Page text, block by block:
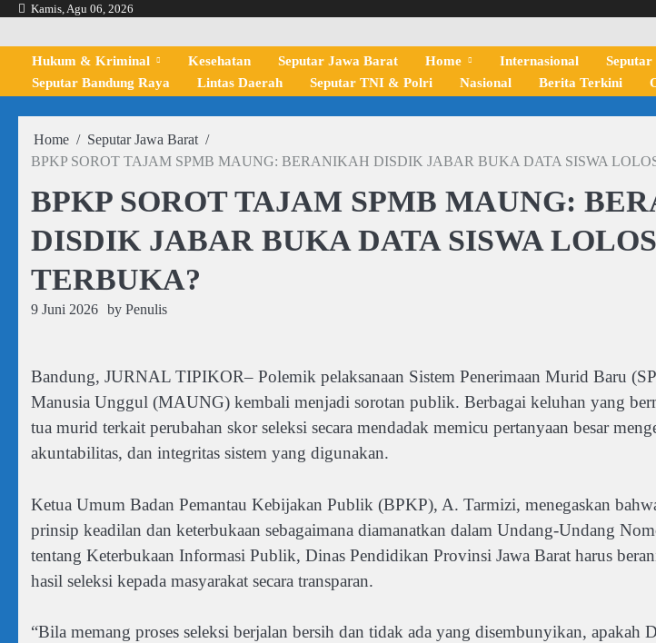
Skip
content
Kamis, Agu 06, 2026
Hukum & Kriminal Kesehatan Seputar Jawa Barat Home Internasional
Seputar Bandung Raya
Lintas Daerah Seputar TNI & Polri Nasional Berita Terkini
Home
Seputar Jawa Barat
BPKP SOROT TAJAM SPMB MAUNG: BERANIKAH DISDIK JABAR BUKA DATA SISWA
BPKP SOROT TAJAM SPMB MAUNG:
DISDIK JABAR BUKA DATA SISWA
TERBUKA?
9 Juni 2026 by Penulis
Bandung, JURNAL TIPIKOR– Polemik pelaksanaan Sistem Penerimaan Murid Baru
Manusia Unggul (MAUNG) kembali menjadi sorotan publik. Berbagai keluhan yang
tua murid terkait perubahan skor seleksi secara mendadak memicu pertanyaan besar
akuntabilitas, dan integritas sistem yang digunakan.
Ketua Umum Badan Pemantau Kebijakan Publik (BPKP), A. Tarmizi, menegaskan
prinsip keadilan dan keterbukaan sebagaimana diamanatkan dalam Undang-Undang
tentang Keterbukaan Informasi Publik, Dinas Pendidikan Provinsi Jawa Barat harus
hasil seleksi kepada masyarakat secara transparan.
“Bila memang proses seleksi berjalan bersih dan tidak ada yang disembunyikan, apakah